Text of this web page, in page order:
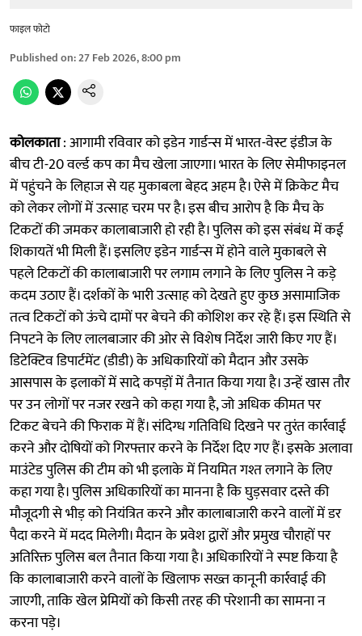
फाइल फोटो
Published on:27 Feb 2026, 8:00 pm
कोलकाता: आगामी रविवार को इडेन गार्डन्स में भारत-वेस्ट इंडीज के
बीच टी-20 वर्ल्ड कप का मैच खेला जाएगा। भारत के लिए सेमीफाइनल
में पहुंचने के लिहाज से यह मुकाबला बेहद अहम है। ऐसे में क्रिकेट मैच
को लेकर लोगों में उत्साह चरम पर है। इस बीच आरोप है कि मैच के
टिकटों की जमकर कालाबाजारी हो रही है। पुलिस को इस संबंध में कई
शिकायतें भी मिली हैं। इसलिए इडेन गार्डन्स में होने वाले मुकाबले से
पहले टिकटों की कालाबाजारी पर लगाम लगाने के लिए पुलिस ने कड़े
कदम उठाए हैं। दर्शकों के भारी उत्साह को देखते हुए कुछ असामाजिक
तत्व टिकटों को ऊंचे दामों पर बेचने की कोशिश कर रहे हैं। इस स्थिति से
निपटने के लिए लालबाजार की ओर से विशेष निर्देश जारी किए गए हैं।
डिटेक्टिव डिपार्टमेंट (डीडी) के अधिकारियों को मैदान और उसके
आसपास के इलाकों में सादे कपड़ों में तैनात किया गया है। उन्हें खास तौर
पर उन लोगों पर नजर रखने को कहा गया है, जो अधिक कीमत पर
टिकट बेचने की फिराक में हैं। संदिग्ध गतिविधि दिखने पर तुरंत कार्रवाई
करने और दोषियों को गिरफ्तार करने के निर्देश दिए गए हैं। इसके अलावा
माउंटेड पुलिस की टीम को भी इलाके में नियमित गश्त लगाने के लिए
कहा गया है। पुलिस अधिकारियों का मानना है कि घुड़सवार दस्ते की
मौजूदगी से भीड़ को नियंत्रित करने और कालाबाजारी करने वालों में डर
पैदा करने में मदद मिलेगी। मैदान के प्रवेश द्वारों और प्रमुख चौराहों पर
अतिरिक्त पुलिस बल तैनात किया गया है। अधिकारियों ने स्पष्ट किया है
कि कालाबाजारी करने वालों के खिलाफ सख्त कानूनी कार्रवाई की
जाएगी, ताकि खेल प्रेमियों को किसी तरह की परेशानी का सामना न
करना पड़े।